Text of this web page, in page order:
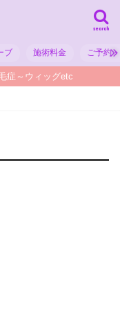
search
ブ 施術料金 ご予約
症～ウィッグetc